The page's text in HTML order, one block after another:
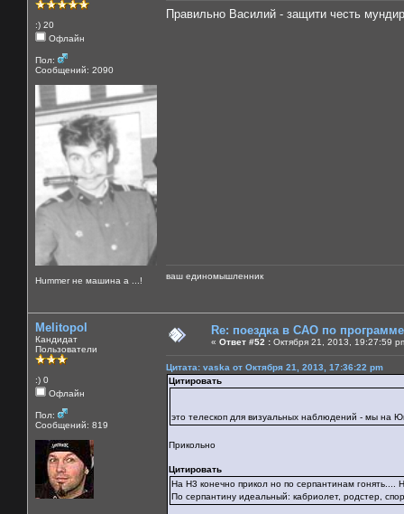
:) 20
Офлайн
Пол:
Сообщений: 2090
Нummer не машина а ...!
Правильно Василий - защити честь
ваш единомышленник
Melitopol
Кандидат
Пользователи
:) 0
Офлайн
Пол:
Сообщений: 819
Re: поездка в САО по
« Ответ #52 : Октября 21, 2013, 19:27:59
Цитата: vaska от Октября 21, 2013, 17:36:22 pm
Цитировать
это телескоп для визуальных наблюдений - мы на
Прикольно
Цитировать
На H3 конечно прикол но по серпантинам
По серпантину идеальный: кабриолет, родстер,